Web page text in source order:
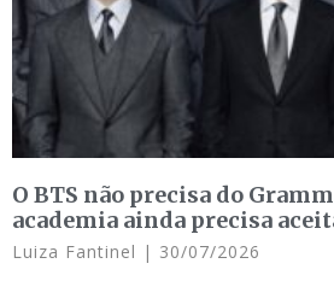
O BTS não precisa do
academia ainda precisa
Luiza Fantinel 30/07/2026